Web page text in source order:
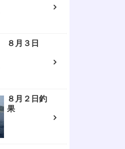
８月３日
８月２日釣
果